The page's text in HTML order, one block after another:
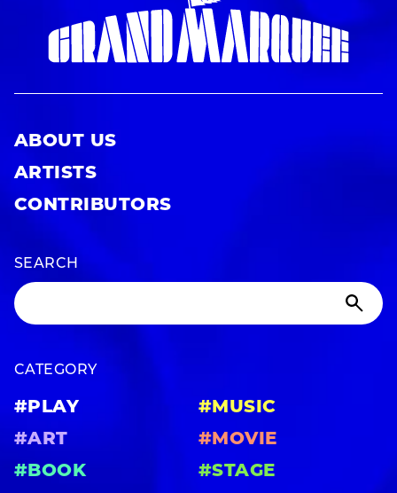
ABOUT US
ARTISTS
CONTRIBUTORS
SEARCH
CATEGORY
#PLAY
#MUSIC
#ART
#MOVIE
#BOOK
#STAGE